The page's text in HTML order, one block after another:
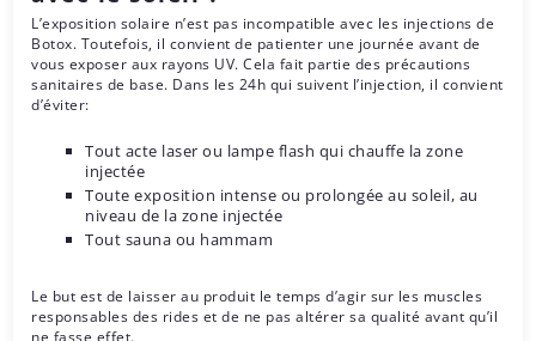
L’exposition solaire n’est pas incompatible avec les injections de
Botox. Toutefois, il convient de patienter une journée avant de
vous exposer aux rayons UV. Cela fait partie des précautions
sanitaires de base. Dans les 24h qui suivent l’injection, il convient
d’éviter:
Tout acte laser ou lampe flash qui chauffe la zone
injectée
Toute exposition intense ou prolongée au soleil, au
niveau de la zone injectée
Tout sauna ou hammam
Le but est de laisser au produit le temps d’agir sur les muscles
responsables des rides et de ne pas altérer sa qualité avant qu’il
ne fasse effet.